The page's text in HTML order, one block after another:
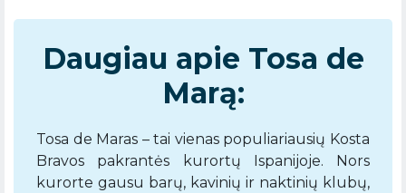
Daugiau apie Tosa de
Marą:
Tosa de Maras – tai vienas populiariausių Kosta
Bravos pakrantės kurortų Ispanijoje. Nors
kurorte gausu barų, kavinių ir naktinių klubų,